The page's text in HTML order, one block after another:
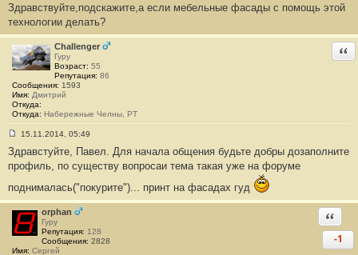
о
о
б
щ
е
н
и
#
1
2
7
Здравствуйте,подскажите,а если мебельные фасады с помощь этой
технологии делать?
Challenger
Гуру
Возраст: 55
Репутация: 86
Сообщения: 1593
Имя: Дмитрий
Откуда:
Откуда: Набережные Челны, РТ
о
о
б
е
н
е
#
1
2
15.11.2014, 05:49
Здравстуйте, Павел. Для начала общения будьте добры дозаполните
профиль, по существу вопросаи тема такая уже на форуме
поднималась("покурите")... принт на фасадах гуд
orphan
Гуру
Репутация: 128
Сообщения: 2828
Имя: Сергей
-1